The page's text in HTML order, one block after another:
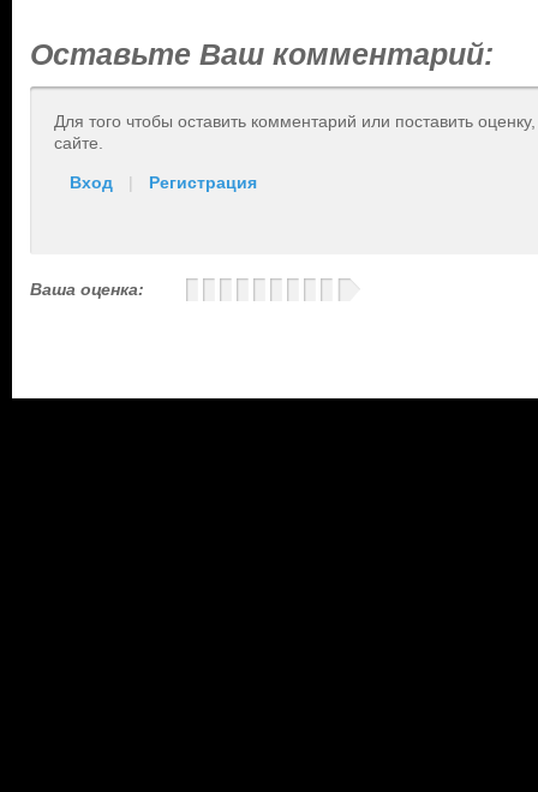
Оставьте Ваш комментарий:
Для того чтобы оставить комментарий или поставить
сайте.
Вход | Регистрация
Ваша оценка: